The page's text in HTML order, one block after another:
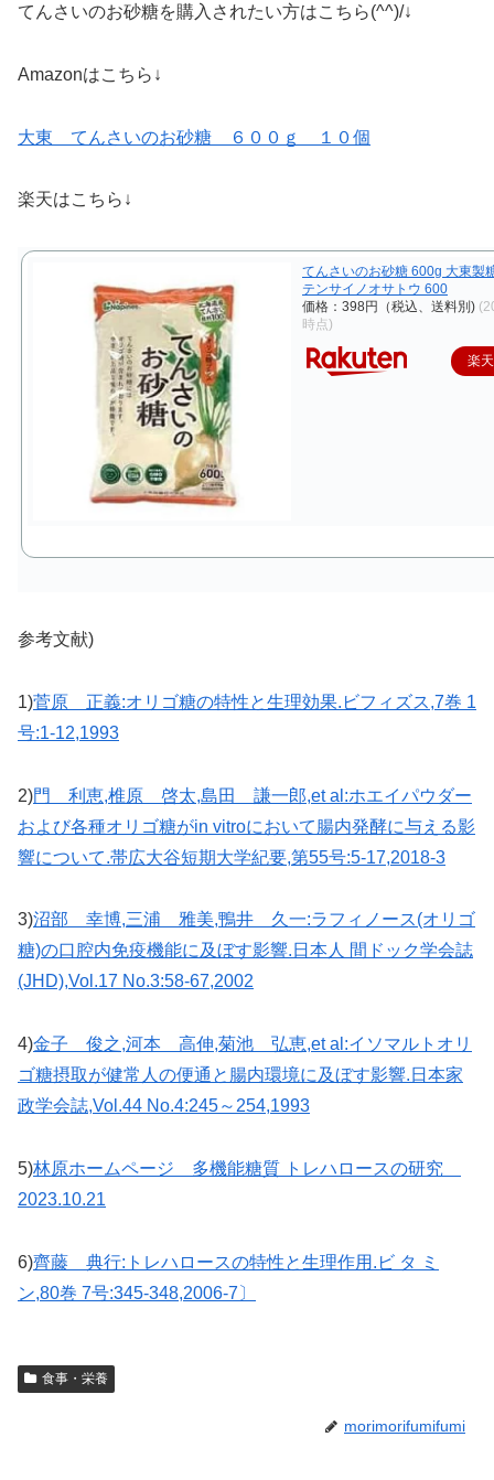
てんさいのお砂糖を購入されたい方はこちら(^^)/↓
Amazonはこちら↓
大東 てんさいのお砂糖 ６００ｇ １０個
楽天はこちら↓
てんさいのお砂糖 600g 大東製
テンサイノオサトウ 600
価格：398円（税込、送料別)
時点)
楽
参考文献)
1)菅原 正義:オリゴ糖の特性と生理効果.ビフィズス,7巻 1
号:1-12,1993
2)門 利恵,椎原 啓太,島田 謙一郎,et al:ホエイパウダー
および各種オリゴ糖がin vitroにおいて腸内発酵に与える影
響について.帯広大谷短期大学紀要,第55号:5-17,2018-3
3)沼部 幸博,三浦 雅美,鴨井 久一:ラフィノース(オリゴ
糖)の口腔内免疫機能に及ぼす影響.日本人 間ドック学会誌
(JHD),Vol.17 No.3:58-67,2002
4)金子 俊之,河本 高伸,菊池 弘恵,et al:イソマルトオリ
ゴ糖摂取が健常人の便通と腸内環境に及ぼす影響.日本家
政学会誌,Vol.44 No.4:245～254,1993
5)林原ホームページ 多機能糖質 トレハロースの研究
2023.10.21
6)齊藤 典行:トレハロースの特性と生理作用.ビ タ ミ
ン,80巻 7号:345-348,2006-7〕
食事・栄養
morimorifumifumi